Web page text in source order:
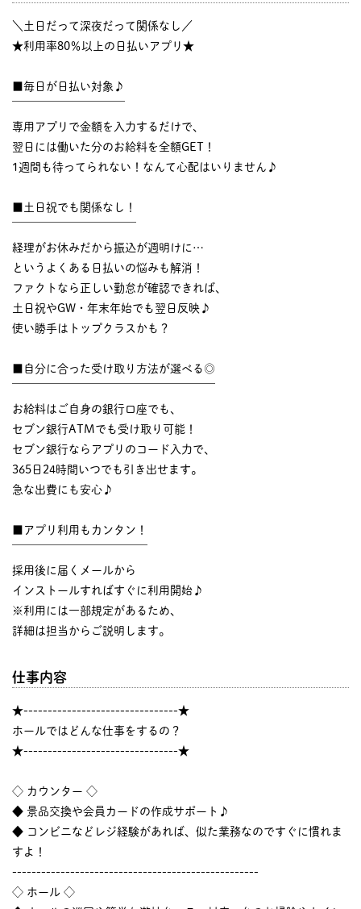
＼土日だって深夜だって関係なし／
★利用率80％以上の日払いアプリ★
■毎日が日払い対象♪
専用アプリで金額を入力するだけで、
翌日には働いた分のお給料を全額GET！
1週間も待ってられない！なんて心配はいりません♪
■土日祝でも関係なし！
経理がお休みだから振込が週明けに…
というよくある日払いの悩みも解消！
ファクトなら正しい勤怠が確認できれば、
土日祝やGW・年末年始でも翌日反映♪
使い勝手はトップクラスかも？
■自分に合った受け取り方法が選べる◎
お給料はご自身の銀行口座でも、
セブン銀行ATMでも受け取り可能！
セブン銀行ならアプリのコード入力で、
365日24時間いつでも引き出せます。
急な出費にも安心♪
■アプリ利用もカンタン！
採用後に届くメールから
インストールすればすぐに利用開始♪
※利用には一部規定があるため、
詳細は担当からご説明します。
仕事内容
★--------------------------------★
ホールではどんな仕事をするの？
★--------------------------------★
◇ カウンター ◇
◆ 景品交換や会員カードの作成サポート♪
◆ コンビニなどレジ経験があれば、似た業務なのですぐに慣れま
すよ！
---------------------------------------------------
◇ ホール ◇